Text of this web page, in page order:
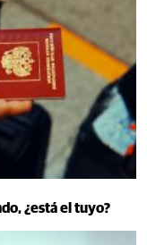
¿está el tuyo?